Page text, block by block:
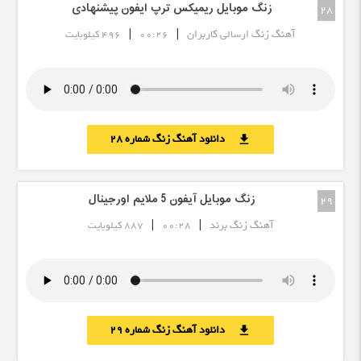
28 زنگ موبایل ریمیکس ترپ ایفون پیشنهادی
آهنگ زنگ ارسالی کاربران |
00:26
| 496 کیلوبایت
download دانلود آهنگ زنگ شماره 28
29 زنگ موبایل آیفون 5 ملایم اورجینال
آهنگ زنگ برند |
00:28
| 887 کیلوبایت
download دانلود آهنگ زنگ شماره 29